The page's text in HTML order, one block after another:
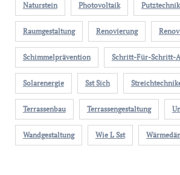
Naturstein Photovoltaik
Raumgestaltung Renovierung
Schimmelprävention Schritt-Für-Schritt-
Solarenergie Sst Sich
Terrassenbau Terrassengestaltung
Wandgestaltung Wie L Sst